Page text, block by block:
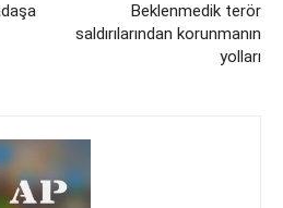
Beklenmedik terör
saldırılarından korunmanın
yolları